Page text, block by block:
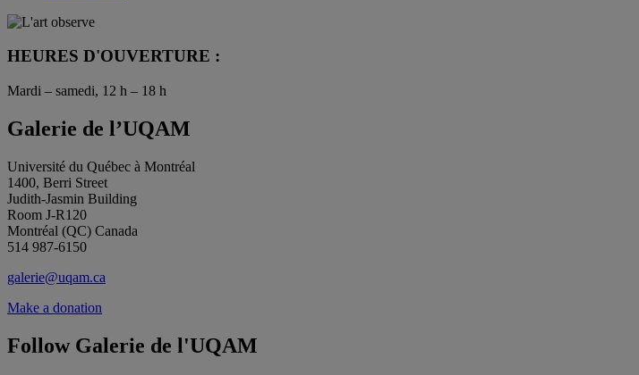
HEURES D'OUVERTURE :
Mardi – samedi, 12 h – 18 h
Galerie de l’UQAM
Université du Québec à Montréal
1400, Berri Street
Judith-Jasmin Building
Room J-R120
Montréal (QC) Canada
514 987-6150
galerie@uqam.ca
Make a donation
Follow Galerie de l'UQAM